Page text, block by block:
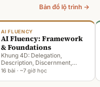
Bản đồ lộ trình →
AI FLUENCY
AI Fluency: Framework
& Foundations
Khung 4D: Delegation,
Description, Discernment,
Diligence
16 bài · ~7 giờ học